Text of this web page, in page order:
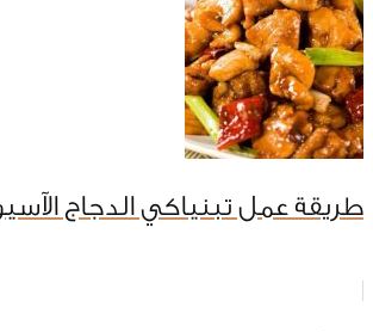
طريقة عمل تبنياكي الدجاج